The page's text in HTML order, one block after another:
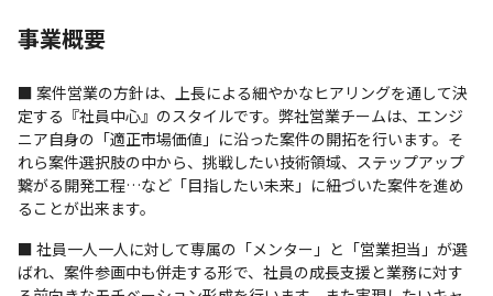
事業概要
■ 案件営業の方針は、上長による細やかなヒアリングを通して決
定する『社員中心』のスタイルです。弊社営業チームは、エンジ
ニア自身の「適正市場価値」に沿った案件の開拓を行います。そ
れら案件選択肢の中から、挑戦したい技術領域、ステップアップ
繋がる開発工程…など「目指したい未来」に紐づいた案件を進め
ることが出来ます。
■ 社員一人一人に対して専属の「メンター」と「営業担当」が選
ばれ、案件参画中も併走する形で、社員の成長支援と業務に対す